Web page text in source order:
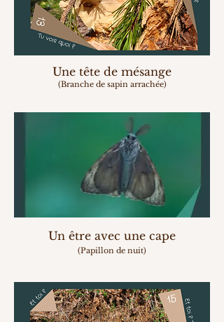
Une tête de mésange
(Branche de sapin arrachée)
Un être avec une cape
(Papillon de nuit)